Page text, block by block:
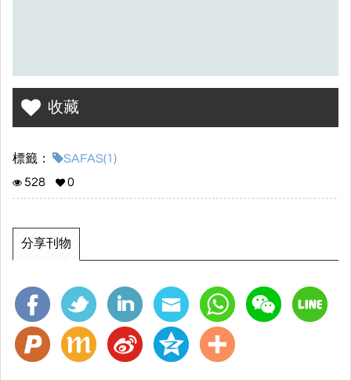
收藏
標籤：
SAFAS(1)
528
0
分享刊物